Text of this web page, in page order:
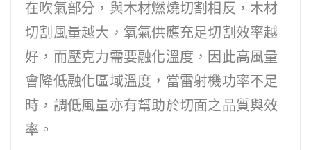
在吹氣部分，與木材燃燒切割相反，木材
切割風量越大，氧氣供應充足切割效率越
好，而壓克力需要融化溫度，因此高風量
會降低融化區域溫度，當雷射機功率不足
時，調低風量亦有幫助於切面之品質與效
率。